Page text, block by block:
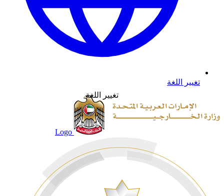
تغيير اللغة
تغيير اللغة
Logo